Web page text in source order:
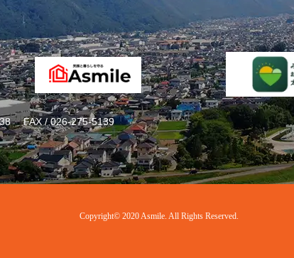
FAX / 026-275-5139
Copyright© 2020 Asmile. All Rights Reserved.